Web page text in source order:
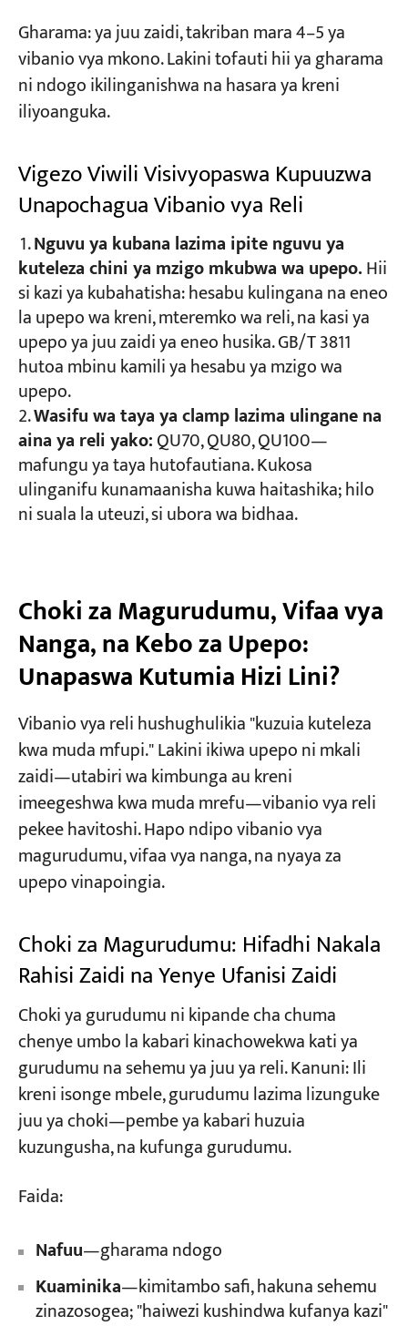
Gharama: ya juu zaidi, takriban mara 4–5 ya
vibanio vya mkono. Lakini tofauti hii ya gharama
ni ndogo ikilinganishwa na hasara ya kreni
iliyoanguka.
Vigezo Viwili Visivyopaswa Kupuuzwa
Unapochagua Vibanio vya Reli
Nguvu ya kubana lazima ipite nguvu ya
kuteleza chini ya mzigo mkubwa wa upepo.Hii
si kazi ya kubahatisha: hesabu kulingana na eneo
la upepo wa kreni, mteremko wa reli, na kasi ya
upepo ya juu zaidi ya eneo husika. GB/T 3811
hutoa mbinu kamili ya hesabu ya mzigo wa
upepo.
Wasifu wa taya ya clamp lazima ulingane na
aina ya reli yako:QU70, QU80, QU100—
mafungu ya taya hutofautiana. Kukosa
ulinganifu kunamaanisha kuwa haitashika; hilo
ni suala la uteuzi, si ubora wa bidhaa.
Choki za Magurudumu, Vifaa vya
Nanga, na Kebo za Upepo:
Unapaswa Kutumia Hizi Lini?
Vibanio vya reli hushughulikia "kuzuia kuteleza
kwa muda mfupi." Lakini ikiwa upepo ni mkali
zaidi—utabiri wa kimbunga au kreni
imeegeshwa kwa muda mrefu—vibanio vya reli
pekee havitoshi. Hapo ndipo vibanio vya
magurudumu, vifaa vya nanga, na nyaya za
upepo vinapoingia.
Choki za Magurudumu: Hifadhi Nakala
Rahisi Zaidi na Yenye Ufanisi Zaidi
Choki ya gurudumu ni kipande cha chuma
chenye umbo la kabari kinachowekwa kati ya
gurudumu na sehemu ya juu ya reli. Kanuni: Ili
kreni isonge mbele, gurudumu lazima lizunguke
juu ya choki—pembe ya kabari huzuia
kuzungusha, na kufunga gurudumu.
Faida:
Nafuu—gharama ndogo
Kuaminika—kimitambo safi, hakuna sehemu
zinazosogea; "haiwezi kushindwa kufanya kazi"